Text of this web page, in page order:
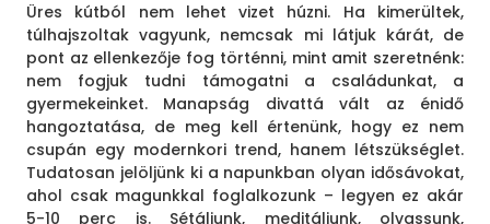
Üres kútból nem lehet vizet húzni. Ha kimerültek,
túlhajszoltak vagyunk, nemcsak mi látjuk kárát, de
pont az ellenkezője fog történni, mint amit szeretnénk:
nem fogjuk tudni támogatni a családunkat, a
gyermekeinket. Manapság divattá vált az énidő
hangoztatása, de meg kell értenünk, hogy ez nem
csupán egy modernkori trend, hanem létszükséglet.
Tudatosan jelöljünk ki a napunkban olyan idősávokat,
ahol csak magunkkal foglalkozunk – legyen ez akár
5-10 perc is. Sétáljunk, meditáljunk, olvassunk,